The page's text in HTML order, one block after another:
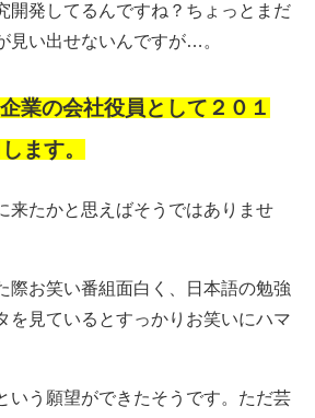
開発してるんですね？ちょっとまだ
見い出せないんですが…。
業の会社役員として２０１
ます。
来たかと思えばそうではありませ
際お笑い番組面白く、日本語の勉強
を見ているとすっかりお笑いにハマ
いう願望ができたそうです。ただ芸